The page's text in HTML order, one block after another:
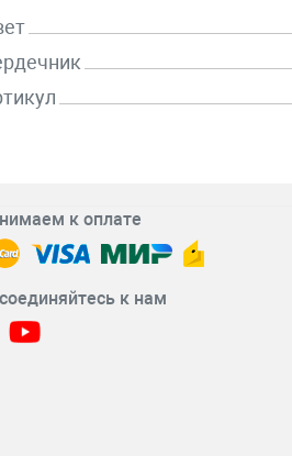
к оплате
к нам